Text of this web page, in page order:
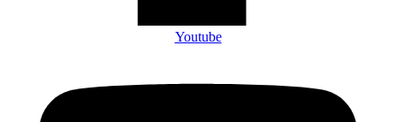
Youtube